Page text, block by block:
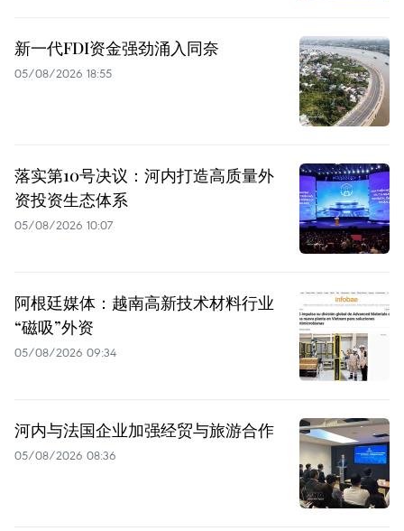
新一代FDI资金强劲涌入同奈
05/08/2026 18:55
落实第10号决议：河内打造高质量外
资投资生态体系
05/08/2026 10:07
阿根廷媒体：越南高新技术材料行业
“磁吸”外资
05/08/2026 09:34
河内与法国企业加强经贸与旅游合作
05/08/2026 08:36